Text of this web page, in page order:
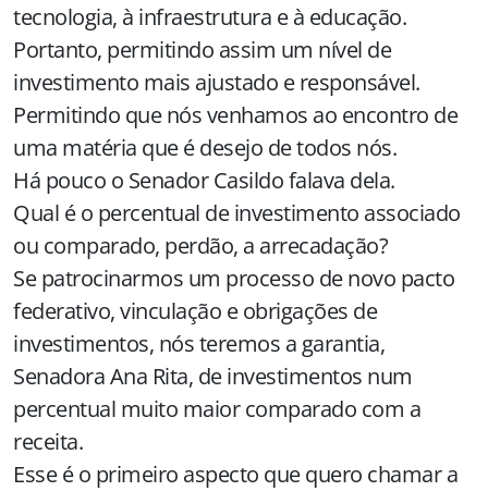
tecnologia, à infraestrutura e à educação.
Portanto, permitindo assim um nível de
investimento mais ajustado e responsável.
Permitindo que nós venhamos ao encontro de
uma matéria que é desejo de todos nós.
Há pouco o Senador Casildo falava dela.
Qual é o percentual de investimento associado
ou comparado, perdão, a arrecadação?
Se patrocinarmos um processo de novo pacto
federativo, vinculação e obrigações de
investimentos, nós teremos a garantia,
Senadora Ana Rita, de investimentos num
percentual muito maior comparado com a
receita.
Esse é o primeiro aspecto que quero chamar a